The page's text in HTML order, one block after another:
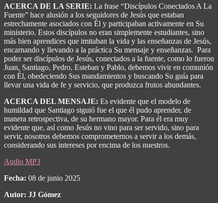
ACERCA DE LA SERIE: La frase “Discípulos Conectados A La
Fuente” hace alusión a los seguidores de Jesús que estaban
estrechamente asociados con Él y participaban activamente en Su
ministerio. Estos discípulos no eran simplemente estudiantes, sino
más bien aprendices que imitaban la vida y las enseñanzas de Jesús,
encarnando y llevando a la práctica Su mensaje y enseñanzas. Para
poder ser discípulos de Jesús, conectados a la fuente, como lo fueron
Juan, Santiago, Pedro, Esteban y Pablo, debemos vivir en comunión
con Él, obedeciendo Sus mandamientos y buscando Su guía para
llevar una vida de fe y servicio, que produzca frutos abundantes.
ACERCA DEL MENSAJE: Es evidente que el modelo de
humildad que Santiago siguió fue el que él pudo aprender, de
manera retrospectiva, de su hermano mayor. Para él era muy
evidente que, así como Jesús no vino para ser servido, sino para
servir, nosotros debemos comprometernos a servir a los demás,
considerando sus intereses por encima de los nuestros.
Audio MP3
Fecha: 08 de junio 2025
Autor: JJ Gómez